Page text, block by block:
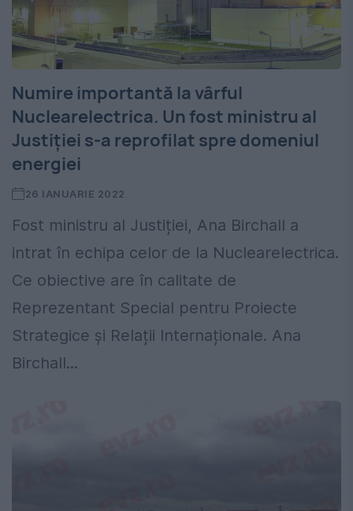
Numire importantă la vârful
Nuclearelectrica. Un fost ministru al
Justiției s-a reprofilat spre domeniul
energiei
26 IANUARIE 2022
Fost ministru al Justiției, Ana Birchall a
intrat în echipa celor de la Nuclearelectrica.
Ce obiective are în calitate de
Reprezentant Special pentru Proiecte
Strategice și Relații Internaționale. Ana
Birchall...